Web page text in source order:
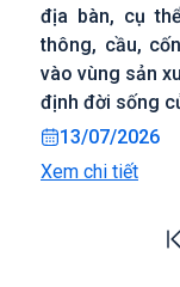
địa bàn, cụ
thông, cầu,
vào vùng sản
định đời sống
13/07/2026
Xem chi tiết